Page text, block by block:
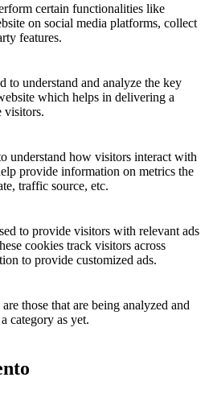
certain functionalities like
on social media platforms, collect
features.
to understand and analyze the key
which helps in delivering a
visitors.
understand how visitors interact with
provide information on metrics the
traffic source, etc.
to provide visitors with relevant ads
cookies track visitors across
to provide customized ads.
those that are being analyzed and
category as yet.